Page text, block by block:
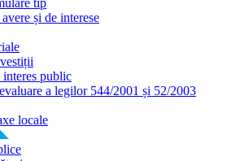
tip
și de interese
public
a legilor 544/2001 și 52/2003
locale